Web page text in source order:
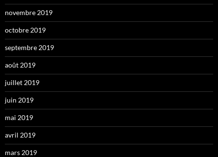
novembre 2019
octobre 2019
septembre 2019
août 2019
juillet 2019
juin 2019
mai 2019
avril 2019
mars 2019